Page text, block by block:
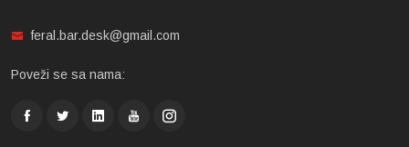
feral.bar.desk@gmail.com
Poveži se sa nama: